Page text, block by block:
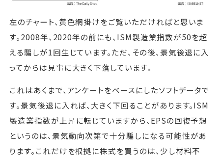
左のチャート、黄色網掛けをご覧いただければと思いま
す。2008年、2020年の前にも、ISM製造業指数が50を超
える騙しが1回生じています。ただ、その後、景気後退に入
ってからは見事に大きく下落しています。
これはあくまで、アンケートをベースにしたソフトデータで
す。景気後退に入れば、大きく下回ることがあります。ISM
製造業指数が上昇に転じていますから、EPSの回復予想
というのは、景気動向次第で十分騙しになる可能性があ
ります。これだけを根拠に株式を買うのは、少し材料不